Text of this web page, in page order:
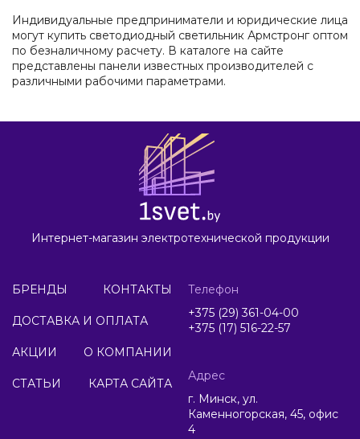
Индивидуальные предприниматели и юридические лица
могут купить светодиодный светильник Армстронг оптом
по безналичному расчету. В каталоге на сайте
представлены панели известных производителей с
различными рабочими параметрами.
Интернет-магазин электротехнической продукции
БРЕНДЫ КОНТАКТЫ
ДОСТАВКА И ОПЛАТА
АКЦИИ О КОМПАНИИ
СТАТЬИ КАРТА САЙТА
Телефон
+375 (29) 361-04-00
+375 (17) 516-22-57
Адрес
г. Минск, ул.
Каменногорская, 45, офис
4